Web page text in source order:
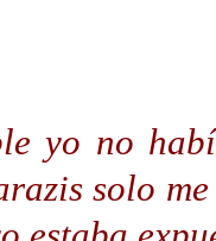
yo no
solo